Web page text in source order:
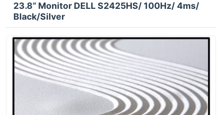
23.8” Monitor DELL S2425HS/ 100Hz/ 4ms/
Black/Silver